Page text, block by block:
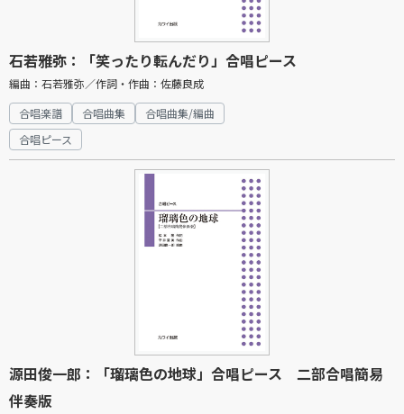
石若雅弥：「笑ったり転んだり」合唱ピース
編曲：石若雅弥／作詞・作曲：佐藤良成
合唱楽譜
合唱曲集
合唱曲集/編曲
合唱ピース
源田俊一郎：「瑠璃色の地球」合唱ピース 二部合唱簡易
伴奏版